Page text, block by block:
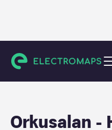
Akureyri
Orkusalan -